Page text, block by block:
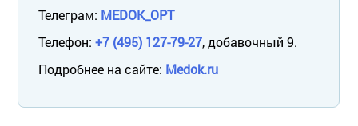
Телеграм: MEDOK_OPT
Телефон: +7 (495) 127-79-27, добавочный 9.
Подробнее на сайте: Medok.ru